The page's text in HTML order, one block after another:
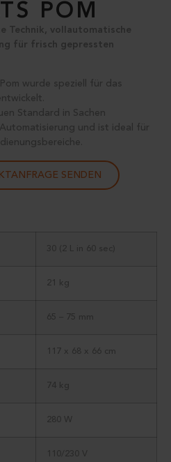
POM
Technik, vollautomatische
für frisch gepressten
wurde speziell für das
Standard in Sachen
und ist ideal für
SENDEN
21 kg
117 x 68 x 66 cm
280 W